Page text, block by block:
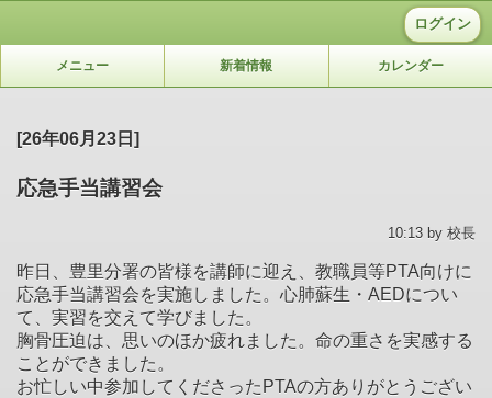
ログイン
メニュー 新着情報 カレンダー
[26年06月23日]
応急手当講習会
10:13 by 校長
昨日、豊里分署の皆様を講師に迎え、教職員等PTA向けに
応急手当講習会を実施しました。心肺蘇生・AEDについ
て、実習を交えて学びました。
胸骨圧迫は、思いのほか疲れました。命の重さを実感する
ことができました。
お忙しい中参加してくださったPTAの方ありがとうござい